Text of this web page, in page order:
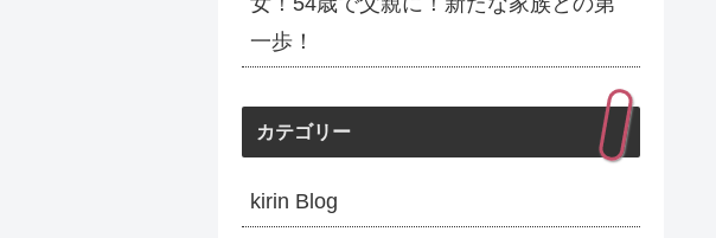
一歩！
カテゴリー
kirin Blog